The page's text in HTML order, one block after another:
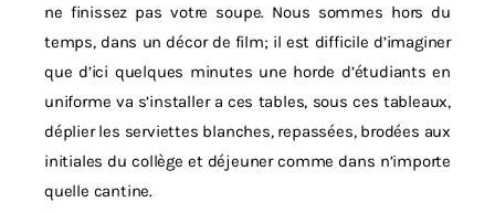
ne finissez pas votre soupe. Nous sommes hors du
temps, dans un décor de film; il est difficile d’imaginer
que d’ici quelques minutes une horde d’étudiants en
uniforme va s’installer a ces tables, sous ces tableaux,
déplier les serviettes blanches, repassées, brodées aux
initiales du collège et déjeuner comme dans n’importe
quelle cantine.